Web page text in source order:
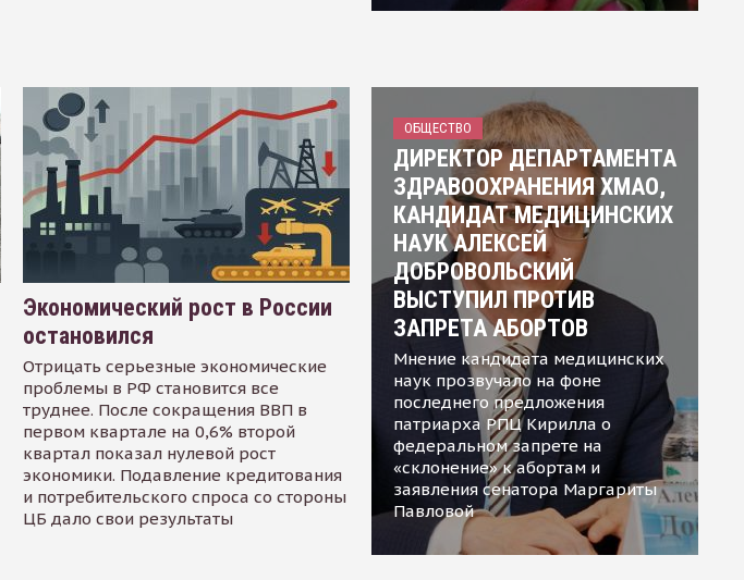
Экономический рост в России
остановился
Отрицать серьезные экономические
проблемы в РФ становится все
труднее. После сокращения ВВП в
первом квартале на 0,6% второй
квартал показал нулевой рост
экономики. Подавление кредитования
и потребительского спроса со стороны
ЦБ дало свои результаты
ОБЩЕСТВО
ДИРЕКТОР ДЕПАРТАМЕНТА
ЗДРАВООХРАНЕНИЯ ХМАО,
КАНДИДАТ МЕДИЦИНСКИХ
НАУК АЛЕКСЕЙ
ДОБРОВОЛЬСКИЙ
ВЫСТУПИЛ ПРОТИВ
ЗАПРЕТА АБОРТОВ
Мнение кандидата медицинских
наук прозвучало на фоне
последнего предложения
патриарха РПЦ Кирилла о
федеральном запрете на
«склонение» к абортам и
заявления сенатора Маргариты
Павловой